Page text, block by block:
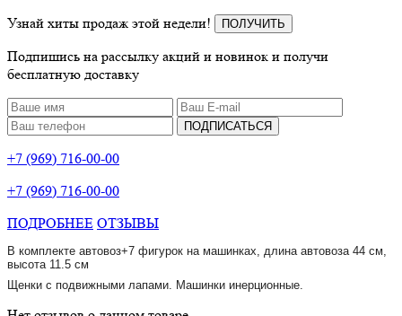
Узнай хиты продаж этой недели!
ПОЛУЧИТЬ
Подпишись на рассылку акций и новинок и получи
бесплатную доставку
ПОДПИСАТЬСЯ
+7 (969) 716-00-00
+7 (969) 716-00-00
ПОДРОБНЕЕ ОТЗЫВЫ
В комплекте автовоз+7 фигурок на машинках, длина автовоза 44 см,
высота 11.5 см
Щенки с подвижными лапами. Машинки инерционные.